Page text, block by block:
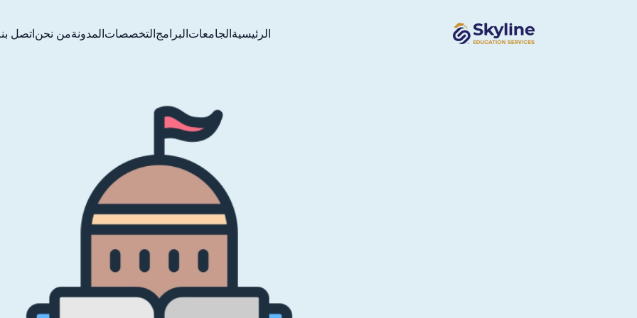
الرئيسيةالجامعاتالبرامجالتخصصاتالمدونةمن نحناتصل